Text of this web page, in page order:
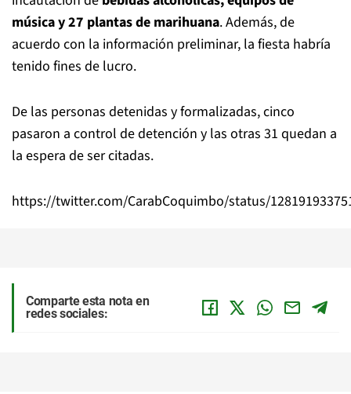
música y 27 plantas de marihuana. Además, de
acuerdo con la información preliminar, la fiesta habría
tenido fines de lucro.
De las personas detenidas y formalizadas, cinco
pasaron a control de detención y las otras 31 quedan a
la espera de ser citadas.
https://twitter.com/CarabCoquimbo/status/
Comparte esta nota en
redes sociales: